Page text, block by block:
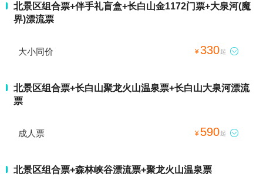
北景区组合票+伴手礼盲盒+长白山金1172门票+大泉河(魔
界)漂流票
大小同价 ¥330起 
北景区组合票+长白山聚龙火山温泉票+长白山大泉河漂流
票
成人票 ¥ 590起 
北景区组合票+森林峡谷漂流票+聚龙火山温泉票